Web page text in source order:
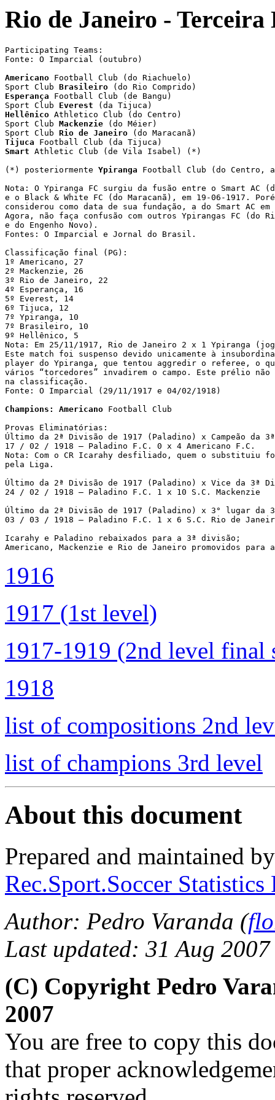
Rio de Janeiro - Terceira
Participating Teams:
Fonte: O Imparcial (outubro)
Americano Football Club (do Riachuelo)
Sport Club Brasileiro
Esperança Football Club (de Bangu)
Sport Club Everest
Hellênico Athletico Club (do Centro)
Sport Club Mackenzie (do Méier)
Sport Club Rio de Janeiro
Tijuca
Smart Athletic Club (de Vila Isabel) (*)
(*) posteriormente Ypiranga Football Club (do Centro,
Nota: O Ypiranga FC surgiu da fusão entre o Smart AC
e o Black & White FC (do Maracanã), em 19-06-1917.
considerou como data de sua fundação, a do Smart AC em
Agora, não faça confusão com outros Ypirangas FC (do
e do Engenho Novo).
Fontes: O Imparcial e Jornal do Brasil.
Classificação final (PG):
1º Americano, 27
2º Mackenzie, 26
3º Rio de Janeiro, 22
4º Esperança, 16
5º Everest, 14
6º Tijuca, 12
7º Ypiranga, 10
7º Brasileiro, 10
9º Hellênico, 5
Nota: Em 25/11/1917, Rio de Janeiro 2 x 1 Ypiranga
Este match foi suspenso devido unicamente à
player do Ypiranga, que tentou aggredir o referee, o
vários “torcedores” invadirem o campo. Este prélio não
na classificação.
Fonte: O Imparcial (29/11/1917 e 04/02/1918)
Champions: Americano Football Club
Provas Eliminatórias:
Último da 2ª Divisão de 1917 (Paladino) x Campeão da
17 / 02 / 1918 – Paladino F.C. 0 x 4 Americano F.C.
Nota: Com o CR Icarahy desfiliado, quem o substituiu
pela Liga.
Último da 2ª Divisão de 1917 (Paladino) x Vice da 3ª
24 / 02 / 1918 – Paladino F.C. 1 x 10 S.C. Mackenzie
Último da 2ª Divisão de 1917 (Paladino) x 3° lugar da
03 / 03 / 1918 – Paladino F.C. 1 x 6 S.C. Rio de
Icarahy e Paladino rebaixados para a 3ª divisão;
Americano, Mackenzie e Rio de Janeiro promovidos para
1916
1917 (1st level)
1917-1919 (2nd level final
1918
list of compositions 2nd
list of champions 3rd level
About this document
Prepared and maintained
Rec.Sport.Soccer
Author: Pedro Varanda (
Last updated: 31 Aug 2007
(C) Copyright Pedro
2007
You are free to copy this
that proper